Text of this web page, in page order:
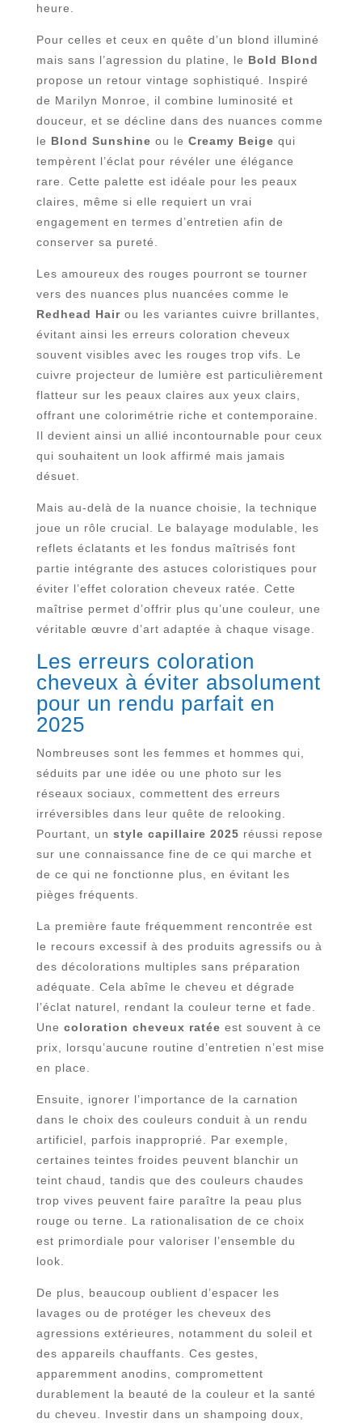
heure.
Pour celles et ceux en quête d’un blond illuminé
mais sans l’agression du platine, le Bold Blond
propose un retour vintage sophistiqué. Inspiré
de Marilyn Monroe, il combine luminosité et
douceur, et se décline dans des nuances comme
le Blond Sunshine ou le Creamy Beige qui
tempèrent l’éclat pour révéler une élégance
rare. Cette palette est idéale pour les peaux
claires, même si elle requiert un vrai
engagement en termes d’entretien afin de
conserver sa pureté.
Les amoureux des rouges pourront se tourner
vers des nuances plus nuancées comme le
Redhead Hairou les variantes cuivre brillantes,
évitant ainsi les erreurs coloration cheveux
souvent visibles avec les rouges trop vifs. Le
cuivre projecteur de lumière est particulièrement
flatteur sur les peaux claires aux yeux clairs,
offrant une colorimétrie riche et contemporaine.
Il devient ainsi un allié incontournable pour ceux
qui souhaitent un look affirmé mais jamais
désuet.
Mais au-delà de la nuance choisie, la technique
joue un rôle crucial. Le balayage modulable, les
reflets éclatants et les fondus maîtrisés font
partie intégrante des astuces coloristiques pour
éviter l’effet coloration cheveux ratée. Cette
maîtrise permet d’offrir plus qu’une couleur, une
véritable œuvre d’art adaptée à chaque visage.
Les erreurs coloration
cheveux à éviter absolument
pour un rendu parfait en
2025
Nombreuses sont les femmes et hommes qui,
séduits par une idée ou une photo sur les
réseaux sociaux, commettent des erreurs
irréversibles dans leur quête de relooking.
Pourtant, un style capillaire 2025 réussi repose
sur une connaissance fine de ce qui marche et
de ce qui ne fonctionne plus, en évitant les
pièges fréquents.
La première faute fréquemment rencontrée est
le recours excessif à des produits agressifs ou à
des décolorations multiples sans préparation
adéquate. Cela abîme le cheveu et dégrade
l’éclat naturel, rendant la couleur terne et fade.
Une coloration cheveux ratée est souvent à ce
prix, lorsqu’aucune routine d’entretien n’est mise
en place.
Ensuite, ignorer l’importance de la carnation
dans le choix des couleurs conduit à un rendu
artificiel, parfois inapproprié. Par exemple,
certaines teintes froides peuvent blanchir un
teint chaud, tandis que des couleurs chaudes
trop vives peuvent faire paraître la peau plus
rouge ou terne. La rationalisation de ce choix
est primordiale pour valoriser l’ensemble du
look.
De plus, beaucoup oublient d’espacer les
lavages ou de protéger les cheveux des
agressions extérieures, notamment du soleil et
des appareils chauffants. Ces gestes,
apparemment anodins, compromettent
durablement la beauté de la couleur et la santé
du cheveu. Investir dans un shampoing doux,